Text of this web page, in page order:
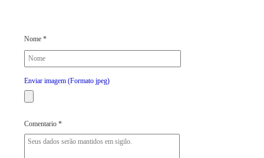
Nome *
Enviar imagem (Formato jpeg)
Comentario *